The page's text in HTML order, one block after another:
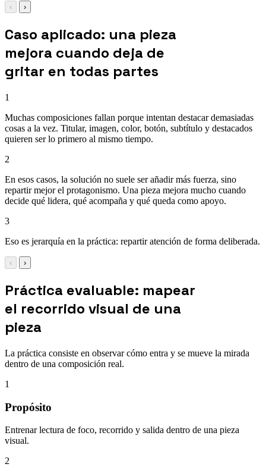
‹ ›
Caso aplicado: una pieza
mejora cuando deja de
gritar en todas partes
1
Muchas composiciones fallan porque intentan destacar demasiadas
cosas a la vez. Titular, imagen, color, botón, subtítulo y destacados
quieren ser lo primero al mismo tiempo.
2
En esos casos, la solución no suele ser añadir más fuerza, sino
repartir mejor el protagonismo. Una pieza mejora mucho cuando
decide qué lidera, qué acompaña y qué queda como apoyo.
3
Eso es jerarquía en la práctica: repartir atención de forma deliberada.
‹ ›
Práctica evaluable: mapear
el recorrido visual de una
pieza
La práctica consiste en observar cómo entra y se mueve la mirada
dentro de una composición real.
1
Propósito
Entrenar lectura de foco, recorrido y salida dentro de una pieza
visual.
2